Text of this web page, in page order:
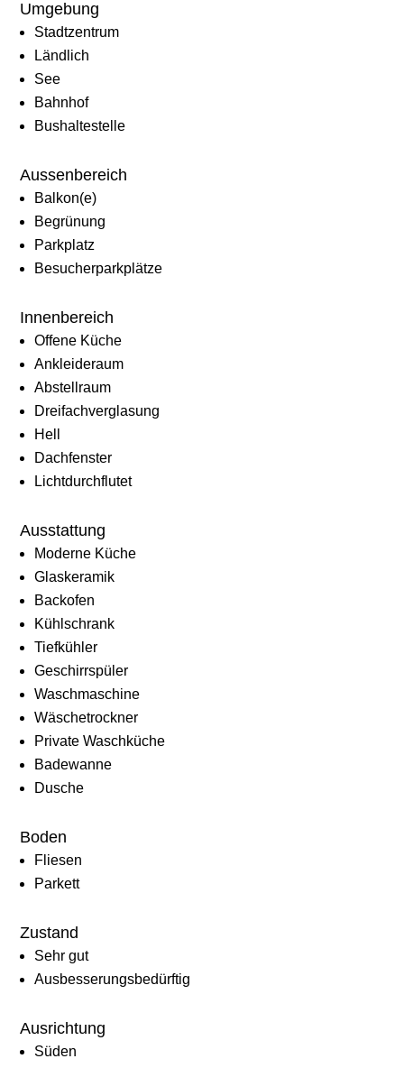
Umgebung
Stadtzentrum
Ländlich
See
Bahnhof
Bushaltestelle
Aussenbereich
Balkon(e)
Begrünung
Parkplatz
Besucherparkplätze
Innenbereich
Offene Küche
Ankleideraum
Abstellraum
Dreifachverglasung
Hell
Dachfenster
Lichtdurchflutet
Ausstattung
Moderne Küche
Glaskeramik
Backofen
Kühlschrank
Tiefkühler
Geschirrspüler
Waschmaschine
Wäschetrockner
Private Waschküche
Badewanne
Dusche
Boden
Fliesen
Parkett
Zustand
Sehr gut
Ausbesserungsbedürftig
Ausrichtung
Süden